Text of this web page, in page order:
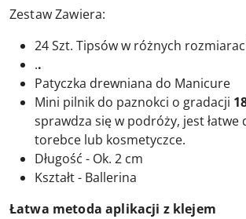
Zestaw Zawiera:
24 Szt. Tipsów w różnych
..
Patyczka drewniana do Manicure
Mini pilnik do paznokci o gradacji
sprawdza się w podróży, jest łatwe
torebce lub kosmetyczce.
Długość - Ok. 2 cm
Kształt - Ballerina
Łatwa metoda aplikacji z klejem